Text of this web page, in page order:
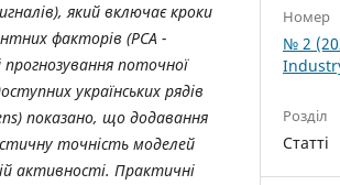
який включає кроки
факторів (PCA -
поточної
українських рядів
показано, що додавання
точність моделей
активності. Практичні
Номер
№ 2
Розділ
Статті